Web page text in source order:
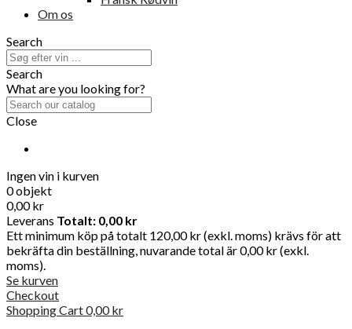
Om os
Search
Search
What are you looking for?
Close
Ingen vin i kurven
0 objekt
0,00 kr
Leverans Totalt: 0,00 kr
Ett minimum köp på totalt 120,00 kr (exkl. moms) krävs för att
bekräfta din beställning, nuvarande total är 0,00 kr (exkl.
moms).
Se kurven
Checkout
Shopping Cart0,00 kr